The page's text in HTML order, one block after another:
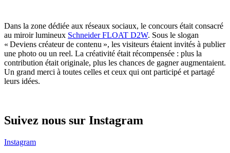
Dans la zone dédiée aux réseaux sociaux, le concours était consacré
au miroir lumineux Schneider FLOAT D2W. Sous le slogan
« Deviens créateur de contenu », les visiteurs étaient invités à publier
une photo ou un reel. La créativité était récompensée : plus la
contribution était originale, plus les chances de gagner augmentaient.
Un grand merci à toutes celles et ceux qui ont participé et partagé
leurs idées.
Suivez nous sur Instagram
Instagram